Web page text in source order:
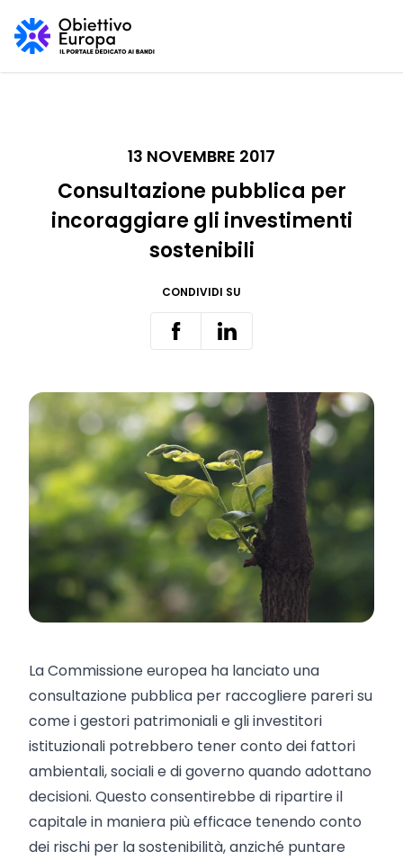
13 NOVEMBRE 2017
Consultazione pubblica per
incoraggiare gli investimenti
sostenibili
CONDIVIDI SU
La Commissione europea ha lanciato una
consultazione pubblica per raccogliere pareri su
come i gestori patrimoniali e gli investitori
istituzionali potrebbero tener conto dei fattori
ambientali, sociali e di governo quando adottano
decisioni. Questo consentirebbe di ripartire il
capitale in maniera più efficace tenendo conto
dei rischi per la sostenibilità, anziché puntare